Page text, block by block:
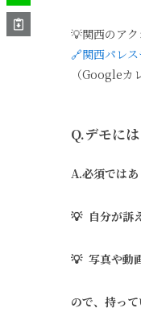
💡関西のア
🔗関西パレ
（Googleカ
Q.デモに
A.必須ではあ
💡 自分が訴
💡 写真や動
ので、持っ